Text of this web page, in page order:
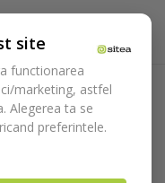
site
functionarea
marketing, astfel
Alegerea ta se
preferintele.
Turbine si cuple
cu cap miniatur